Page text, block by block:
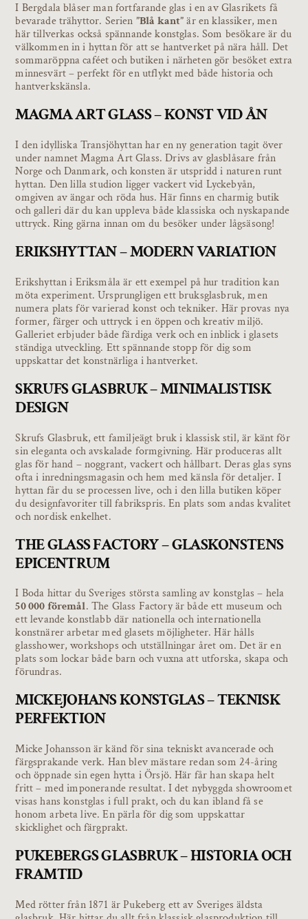
I Bergdala blåser man fortfarande glas i en av Glasrikets få
bevarade trähyttor. Serien ”Blå kant”är en klassiker, men
här tillverkas också spännande konstglas. Som besökare är du
välkommen in i hyttan för att se hantverket på nära håll. Det
sommaröppna caféet och butiken i närheten gör besöket extra
minnesvärt – perfekt för en utflykt med både historia och
hantverkskänsla.
MAGMA ART GLASS – KONST VID ÅN
I den idylliska Transjöhyttan har en ny generation tagit över
under namnet Magma Art Glass. Drivs av glasblåsare från
Norge och Danmark, och konsten är utspridd i naturen runt
hyttan. Den lilla studion ligger vackert vid Lyckebyån,
omgiven av ängar och röda hus. Här finns en charmig butik
och galleri där du kan uppleva både klassiska och nyskapande
uttryck. Ring gärna innan om du besöker under lågsäsong!
ERIKSHYTTAN – MODERN VARIATION
Erikshyttan i Eriksmåla är ett exempel på hur tradition kan
möta experiment. Ursprungligen ett bruksglasbruk, men
numera plats för varierad konst och tekniker. Här provas nya
former, färger och uttryck i en öppen och kreativ miljö.
Galleriet erbjuder både färdiga verk och en inblick i glasets
ständiga utveckling. Ett spännande stopp för dig som
uppskattar det konstnärliga i hantverket.
SKRUFS GLASBRUK – MINIMALISTISK
DESIGN
Skrufs Glasbruk, ett familjeägt bruk i klassisk stil, är känt för
sin eleganta och avskalade formgivning. Här produceras allt
glas för hand – noggrant, vackert och hållbart. Deras glas syns
ofta i inredningsmagasin och hem med känsla för detaljer. I
hyttan får du se processen live, och i den lilla butiken köper
du designfavoriter till fabrikspris. En plats som andas kvalitet
och nordisk enkelhet.
THE GLASS FACTORY – GLASKONSTENS
EPICENTRUM
I Boda hittar du Sveriges största samling av konstglas – hela
50 000 föremål. The Glass Factory är både ett museum och
ett levande konstlabb där nationella och internationella
konstnärer arbetar med glasets möjligheter. Här hålls
glasshower, workshops och utställningar året om. Det är en
plats som lockar både barn och vuxna att utforska, skapa och
förundras.
MICKEJOHANS KONSTGLAS – TEKNISK
PERFEKTION
Micke Johansson är känd för sina tekniskt avancerade och
färgsprakande verk. Han blev mästare redan som 24-åring
och öppnade sin egen hytta i Örsjö. Här får han skapa helt
fritt – med imponerande resultat. I det nybyggda showroomet
visas hans konstglas i full prakt, och du kan ibland få se
honom arbeta live. En pärla för dig som uppskattar
skicklighet och färgprakt.
PUKEBERGS GLASBRUK – HISTORIA OCH
FRAMTID
Med rötter från 1871 är Pukeberg ett av Sveriges äldsta